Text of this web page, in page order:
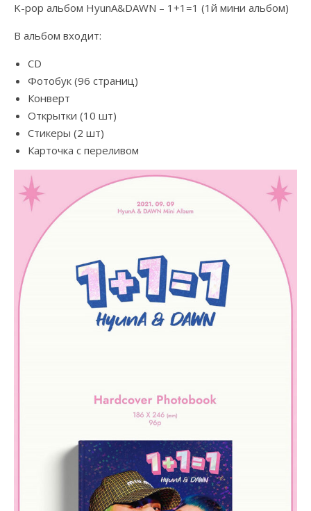
K-pop альбом HyunA&DAWN – 1+1=1 (1й мини альбом)
В альбом входит:
CD
Фотобук (96 страниц)
Конверт
Открытки (10 шт)
Стикеры (2 шт)
Карточка с переливом